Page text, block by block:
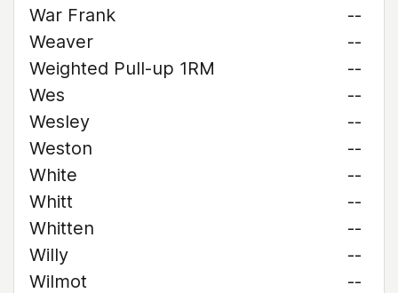
War Frank
--
Weaver
--
Weighted Pull-up 1RM
--
Wes
--
Wesley
--
Weston
--
White
--
Whitt
--
Whitten
--
Willy
--
Wilmot
--